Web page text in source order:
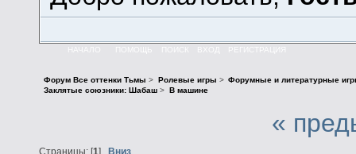
НАЧАЛО ПОМОЩЬ ВХОД РЕГИСТРАЦИЯ
Форум Все оттенки Тьмы > Ролевые игры > Форумные и литературные
Заклятые союзники: Шабаш > В машине
«
Страницы: [1] Вниз